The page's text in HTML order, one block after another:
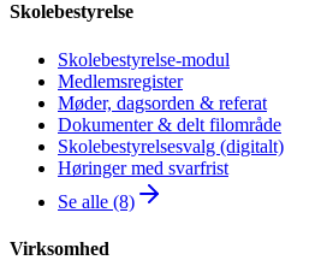
Skolebestyrelse
Skolebestyrelse-modul
Medlemsregister
Møder, dagsorden & referat
Dokumenter & delt filområde
Skolebestyrelsesvalg (digitalt)
Høringer med svarfrist
Se alle (8)
Virksomhed